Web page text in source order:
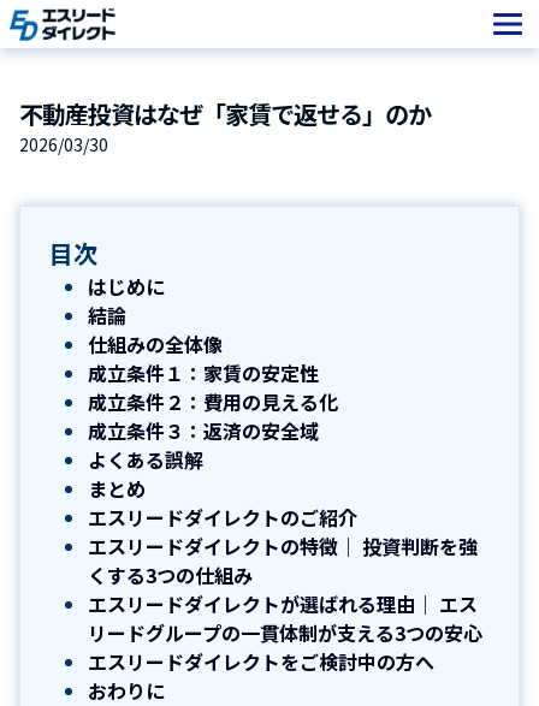
Skip
to
不動産投資はなぜ「家賃で返せる」のか
2026/03/30
目次
はじめに
結論
仕組みの全体像
成立条件１：家賃の安定性
成立条件２：費用の見える化
成立条件３：返済の安全域
よくある誤解
まとめ
エスリードダイレクトのご紹介
エスリードダイレクトの特徴｜ 投資判断を強
くする3つの仕組み
エスリードダイレクトが選ばれる理由｜ エス
リードグループの一貫体制が支える3つの安心
エスリードダイレクトをご検討中の方へ
おわりに